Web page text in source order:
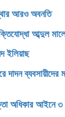
আরও অবনতি
আব্দুল
ইলিয়াছ
দাদন ব্যবসায়ীদের
অধিকার আইনে ৩